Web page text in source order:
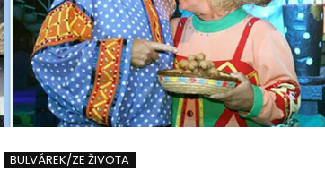
BULVÁREK/ZE ŽIVOTA